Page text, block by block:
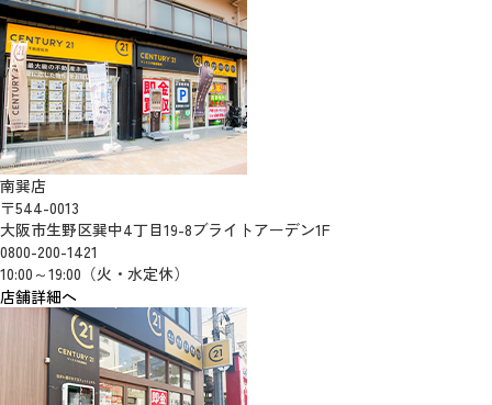
南巽店
〒544-0013
大阪市生野区巽中4丁目19-8ブライトアーデン1F
0800-200-1421
10:00～19:00（火・水定休）
店舗詳細へ